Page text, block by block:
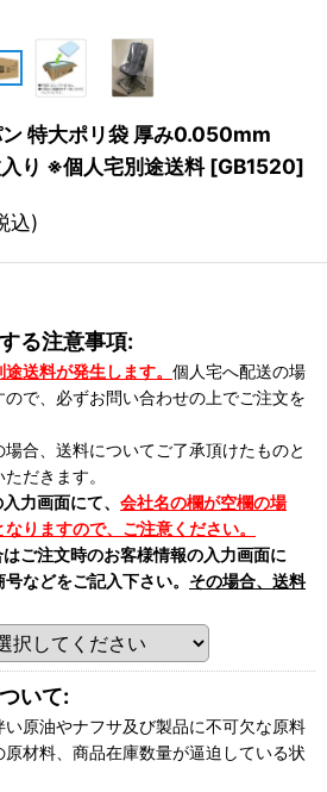
特大ポリ袋 厚み0.050mm
り ※個人宅別途送料 [GB1520]
込)
る注意事項:
途送料が発生します。 個人宅へ配送の場
で、必ずお問い合わせの上でご注文を
合、送料についてご了承頂けたものと
だきます。
力画面にて、 会社名の欄が空欄の場
りますので、ご注意ください。
ご注文時のお客様情報の入力画面に
などをご記入下さい。 その場合、送料
いて:
原油やナフサ及び製品に不可欠な原料
材料、商品在庫数量が逼迫している状